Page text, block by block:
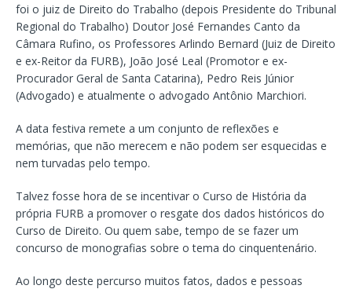
foi o juiz de Direito do Trabalho (depois Presidente do Tribunal
Regional do Trabalho) Doutor José Fernandes Canto da
Câmara Rufino, os Professores Arlindo Bernard (Juiz de Direito
e ex-Reitor da FURB), João José Leal (Promotor e ex-
Procurador Geral de Santa Catarina), Pedro Reis Júnior
(Advogado) e atualmente o advogado Antônio Marchiori.
A data festiva remete a um conjunto de reflexões e
memórias, que não merecem e não podem ser esquecidas e
nem turvadas pelo tempo.
Talvez fosse hora de se incentivar o Curso de História da
própria FURB a promover o resgate dos dados históricos do
Curso de Direito. Ou quem sabe, tempo de se fazer um
concurso de monografias sobre o tema do cinquentenário.
Ao longo deste percurso muitos fatos, dados e pessoas